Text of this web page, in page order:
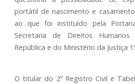
portátil de nascimento e
ao que foi instituído pela
Secretaria de Direitos
República e do Ministério da Justiça
O titular do 2º Registro Civil e